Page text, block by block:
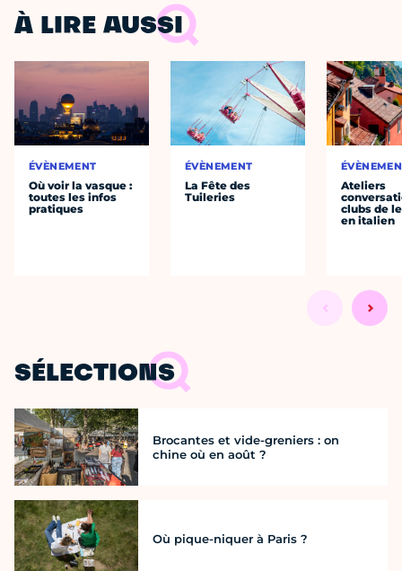
À LIRE AUSSI
ÉVÈNEMENT
Où voir la vasque :
toutes les infos
pratiques
ÉVÈNEMENT
La Fête des
Tuileries
Ateliers
clubs de
en italien
SÉLECTIONS
Brocantes et vide-greniers : on
chine où en août ?
Où pique-niquer à Paris ?